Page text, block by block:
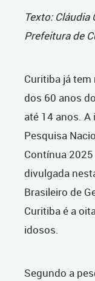
Texto:
Prefeitura de
Curitiba já
dos 60 anos
até 14 anos.
Pesquisa
Contínua
divulgada
Brasileiro de
Curitiba é a
idosos.
Segundo a